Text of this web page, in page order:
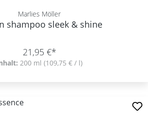
Marlies Möller
shampoo sleek & shine
21,95 €*
200 ml (109,75 € / l)